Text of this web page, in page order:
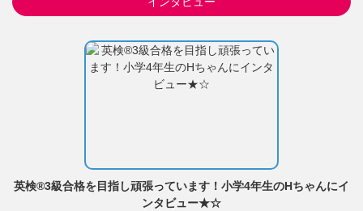
英検®3級合格を目指し頑張っています！小学4年生のHちゃんにイ
ンタビュー★☆